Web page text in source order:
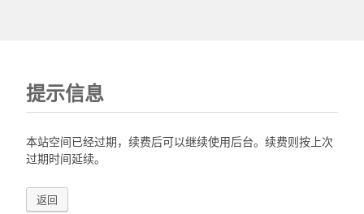
提示信息
本站空间已经过期，续费后可以继续使用后台。续费则按上次
过期时间延续。
返回